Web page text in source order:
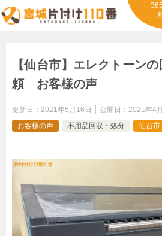
【仙台市】エレクトーン
頼 お客様の声
更新日： 2021年5月16日 公開日： 2021年4
お客様の声
不用品回収・処分 仙台市